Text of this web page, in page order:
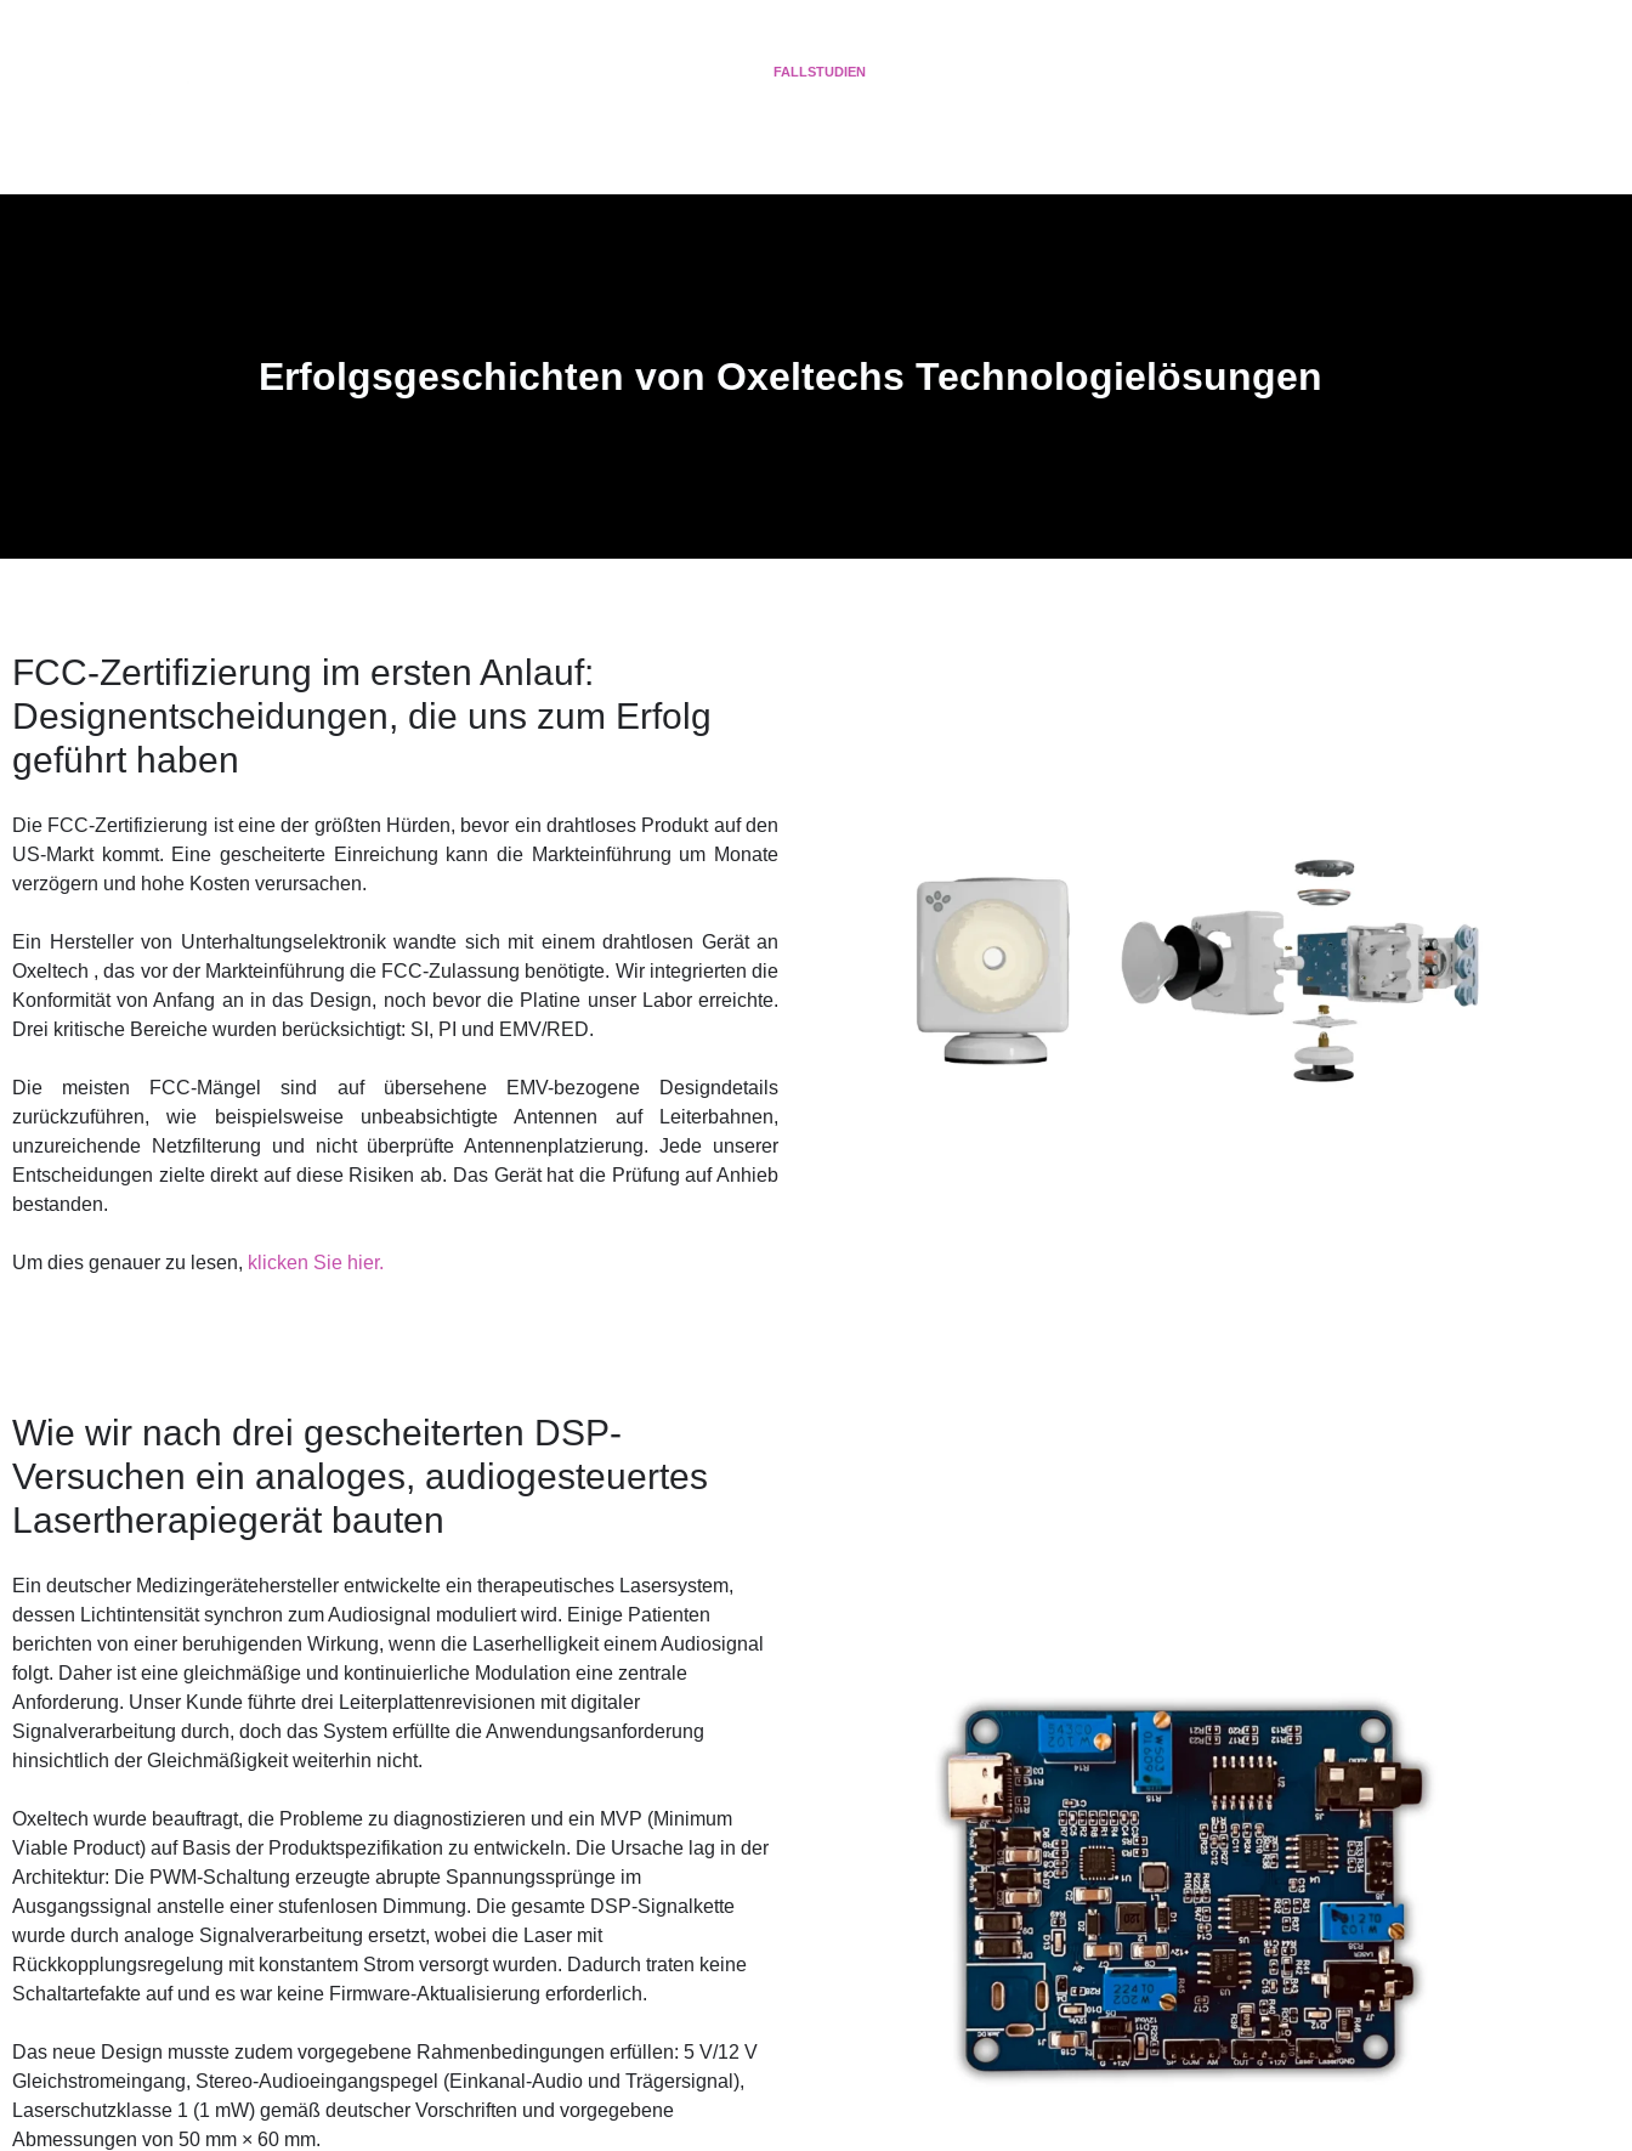
FALLSTUDIEN
Erfolgsgeschichten von Oxeltechs Technologielösungen
FCC-Zertifizierung im ersten Anlauf:
Designentscheidungen, die uns zum Erfolg
geführt haben
Die FCC-Zertifizierung ist eine der größten Hürden, bevor ein drahtloses Produkt auf den
US-Markt kommt. Eine gescheiterte Einreichung kann die Markteinführung um Monate
verzögern und hohe Kosten verursachen.
Ein Hersteller von Unterhaltungselektronik wandte sich mit einem drahtlosen Gerät an
Oxeltech , das vor der Markteinführung die FCC-Zulassung benötigte. Wir integrierten die
Konformität von Anfang an in das Design, noch bevor die Platine unser Labor erreichte.
Drei kritische Bereiche wurden berücksichtigt: SI, PI und EMV/RED.
Die meisten FCC-Mängel sind auf übersehene EMV-bezogene Designdetails
zurückzuführen, wie beispielsweise unbeabsichtigte Antennen auf Leiterbahnen,
unzureichende Netzfilterung und nicht überprüfte Antennenplatzierung. Jede unserer
Entscheidungen zielte direkt auf diese Risiken ab. Das Gerät hat die Prüfung auf Anhieb
bestanden.
Um dies genauer zu lesen, klicken Sie hier.
Wie wir nach drei gescheiterten DSP-
Versuchen ein analoges, audiogesteuertes
Lasertherapiegerät bauten
Ein deutscher Medizingerätehersteller entwickelte ein therapeutisches Lasersystem,
dessen Lichtintensität synchron zum Audiosignal moduliert wird. Einige Patienten
berichten von einer beruhigenden Wirkung, wenn die Laserhelligkeit einem Audiosignal
folgt. Daher ist eine gleichmäßige und kontinuierliche Modulation eine zentrale
Anforderung. Unser Kunde führte drei Leiterplattenrevisionen mit digitaler
Signalverarbeitung durch, doch das System erfüllte die Anwendungsanforderung
hinsichtlich der Gleichmäßigkeit weiterhin nicht.
Oxeltech wurde beauftragt, die Probleme zu diagnostizieren und ein MVP (Minimum
Viable Product) auf Basis der Produktspezifikation zu entwickeln. Die Ursache lag in der
Architektur: Die PWM-Schaltung erzeugte abrupte Spannungssprünge im
Ausgangssignal anstelle einer stufenlosen Dimmung. Die gesamte DSP-Signalkette
wurde durch analoge Signalverarbeitung ersetzt, wobei die Laser mit
Rückkopplungsregelung mit konstantem Strom versorgt wurden. Dadurch traten keine
Schaltartefakte auf und es war keine Firmware-Aktualisierung erforderlich.
Das neue Design musste zudem vorgegebene Rahmenbedingungen erfüllen: 5 V/12 V
Gleichstromeingang, Stereo-Audioeingangspegel (Einkanal-Audio und Trägersignal),
Laserschutzklasse 1 (1 mW) gemäß deutscher Vorschriften und vorgegebene
Abmessungen von 50 mm × 60 mm.